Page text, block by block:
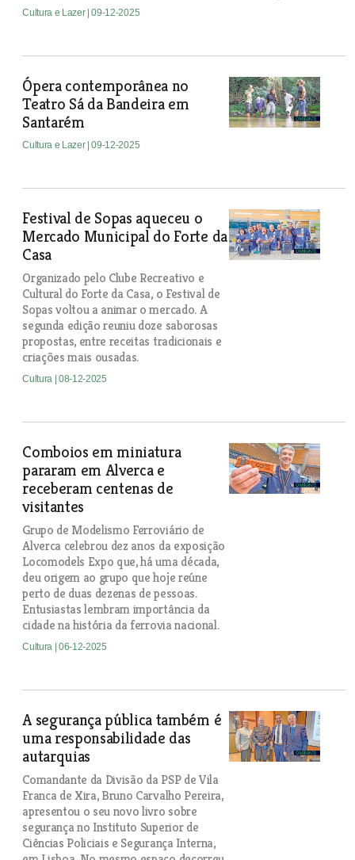
Cultura e Lazer | 09-12-2025
Ópera contemporânea no
Teatro Sá da Bandeira em
Santarém
Cultura e Lazer | 09-12-2025
Festival de Sopas aqueceu o
Mercado Municipal do Forte da
Casa
Organizado pelo Clube Recreativo e
Cultural do Forte da Casa, o Festival de
Sopas voltou a animar o mercado. A
segunda edição reuniu doze saborosas
propostas, entre receitas tradicionais e
criações mais ousadas.
Cultura | 08-12-2025
Comboios em miniatura
pararam em Alverca e
receberam centenas de
visitantes
Grupo de Modelismo Ferroviário de
Alverca celebrou dez anos da exposição
Locomodels Expo que, há uma década,
deu origem ao grupo que hoje reúne
perto de duas dezenas de pessoas.
Entusiastas lembram importância da
cidade na história da ferrovia nacional.
Cultura | 06-12-2025
A segurança pública também é
uma responsabilidade das
autarquias
Comandante da Divisão da PSP de Vila
Franca de Xira, Bruno Carvalho Pereira,
apresentou o seu novo livro sobre
segurança no Instituto Superior de
Ciências Policiais e Segurança Interna,